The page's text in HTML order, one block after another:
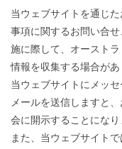
当ウェブサイトを通じ
事項に関するお問い合
施に際して、オースト
情報を収集する場合があ
当ウェブサイトにメッ
メールを送信しますと
会に開示することになり
また、当ウェブサイト